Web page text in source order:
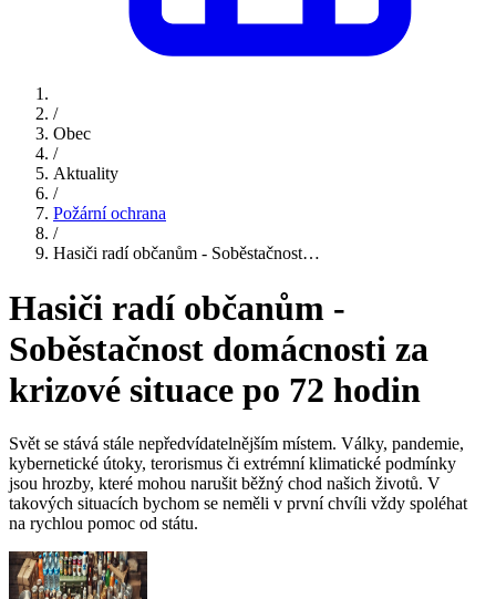
/
Obec
/
Aktuality
/
Požární ochrana
/
Hasiči radí občanům - Soběstačnost…
Hasiči radí občanům -
Soběstačnost domácnosti za
krizové situace po 72 hodin
Svět se stává stále nepředvídatelnějším místem. Války, pandemie,
kybernetické útoky, terorismus či extrémní klimatické podmínky
jsou hrozby, které mohou narušit běžný chod našich životů. V
takových situacích bychom se neměli v první chvíli vždy spoléhat
na rychlou pomoc od státu.